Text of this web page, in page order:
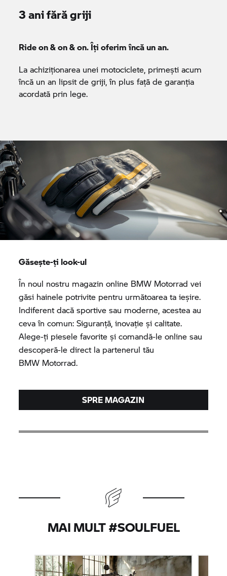
3 ani fără griji
Ride on & on & on. Îți oferim încă un an.
La achiziționarea unei motociclete, primești acum
încă un an lipsit de griji, în plus față de garanția
acordată prin lege.
Găsește-ți look-ul
În noul nostru magazin online BMW Motorrad vei
găsi hainele potrivite pentru următoarea ta ieșire.
Indiferent dacă sportive sau moderne, acestea au
ceva în comun: Siguranță, inovație și calitate.
Alege-ți piesele favorite și comandă-le online sau
descoperă-le direct la partenerul tău
BMW Motorrad.
SPRE MAGAZIN
MAI MULT #SOULFUEL